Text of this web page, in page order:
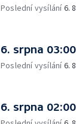
Poslední vysílání6.
6. srpna 03:00
Poslední vysílání6.
6. srpna 02:00